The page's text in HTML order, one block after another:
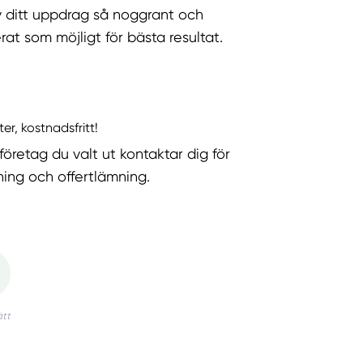
ditt uppdrag så noggrant och
som möjligt för bästa resultat.
kostnadsfritt!
du valt ut kontaktar dig för
och offertlämning.